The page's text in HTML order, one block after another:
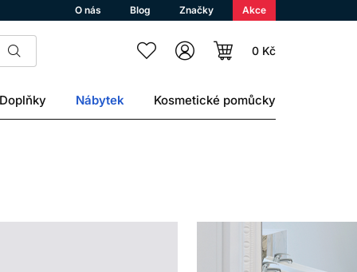
O nás Blog Značky Akce
0 Kč
Doplňky Nábytek Kosmetické pomůcky